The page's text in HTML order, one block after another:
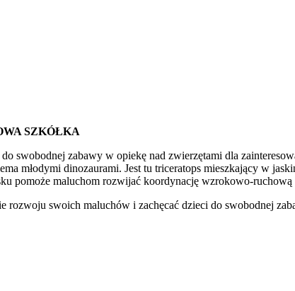
SZKÓŁKA
swobodnej zabawy w opiekę nad zwierzętami dla
młodymi dinozaurami. Jest tu triceratops mieszkający w
pomoże maluchom rozwijać koordynację wzrokowo-ruchową
swoich maluchów i zachęcać dzieci do swobodnej